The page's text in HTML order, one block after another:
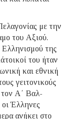
με την
του Αξιού.
Ελληνισμού της
του ήταν
και εθνική
γειτονικούς
τον Α΄ Βαλ­
Έλληνες
ανήκει στο